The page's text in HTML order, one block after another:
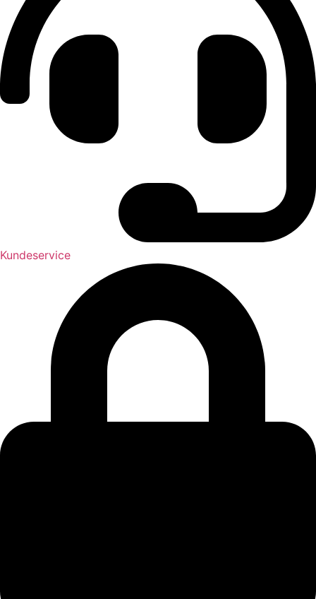
Kundeservice